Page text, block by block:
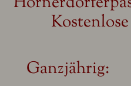
Ganzjährig: